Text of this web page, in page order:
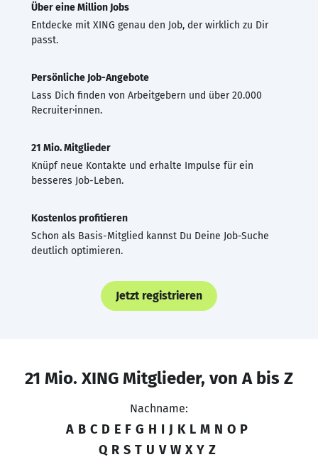
Über eine Million Jobs
Entdecke mit XING genau den Job, der wirklich zu Dir
passt.
Persönliche Job-Angebote
Lass Dich finden von Arbeitgebern und über 20.000
Recruiter·innen.
21 Mio. Mitglieder
Knüpf neue Kontakte und erhalte Impulse für ein
besseres Job-Leben.
Kostenlos profitieren
Schon als Basis-Mitglied kannst Du Deine Job-Suche
deutlich optimieren.
Jetzt registrieren
21 Mio. XING Mitglieder, von A bis Z
Nachname:
A B C D E F G H I J K L M N O P
Q R S T U V W X Y Z